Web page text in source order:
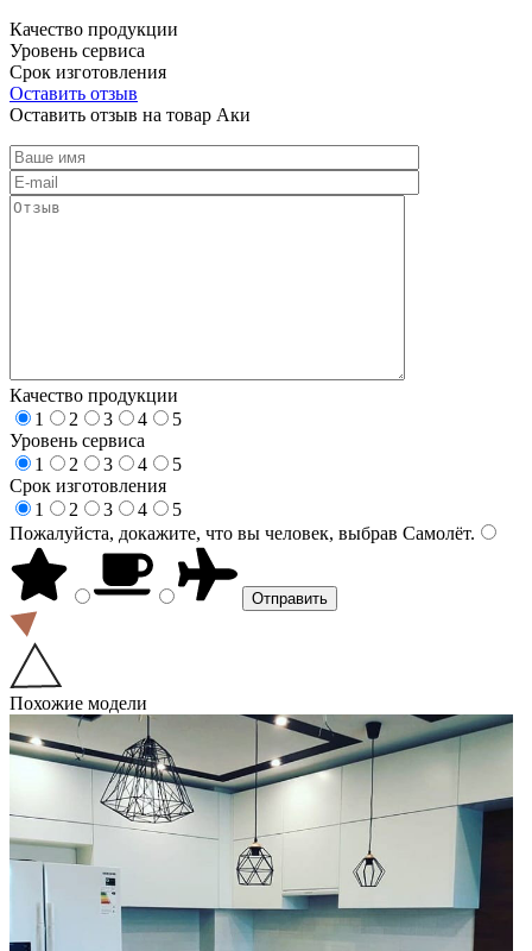
Качество продукции
Уровень сервиса
Срок изготовления
Оставить отзыв
Оставить отзыв на товар Аки
Качество продукции
1
2 3 4
5
Уровень сервиса
1
2 3 4
5
Срок изготовления
1
2 3 4
5
Пожалуйста, докажите, что вы человек, выбрав Самолёт.
Похожие модели